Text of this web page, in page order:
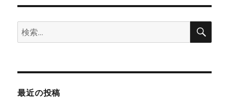
ン
検
索:
検
最近の投稿